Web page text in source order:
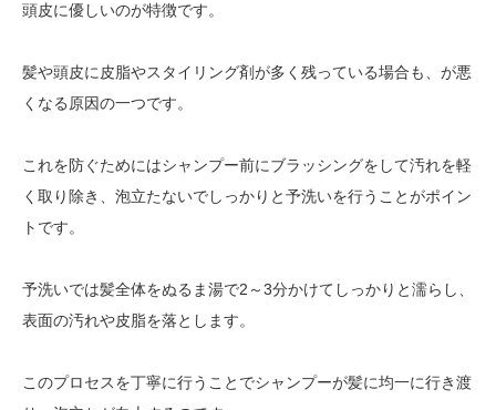
頭皮に優しいのが特徴です。
髪や頭皮に皮脂やスタイリング剤が多く残っている場合も、が悪
くなる原因の一つです。
これを防ぐためにはシャンプー前にブラッシングをして汚れを軽
く取り除き、泡立たないでしっかりと予洗いを行うことがポイン
トです。
予洗いでは髪全体をぬるま湯で2～3分かけてしっかりと濡らし、
表面の汚れや皮脂を落とします。
このプロセスを丁寧に行うことでシャンプーが髪に均一に行き渡